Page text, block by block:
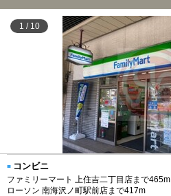
1 / 10
コンビニ
ファミリーマート 上住吉二丁目店まで465m
ローソン 南海沢ノ町駅前店まで417m